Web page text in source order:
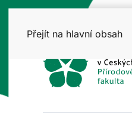
Přejít na hlavní obsah